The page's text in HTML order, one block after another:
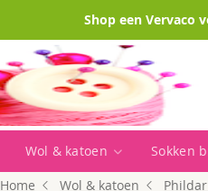
Shop een Vervaco
Wol & katoen Sokken
Home Wol & katoen